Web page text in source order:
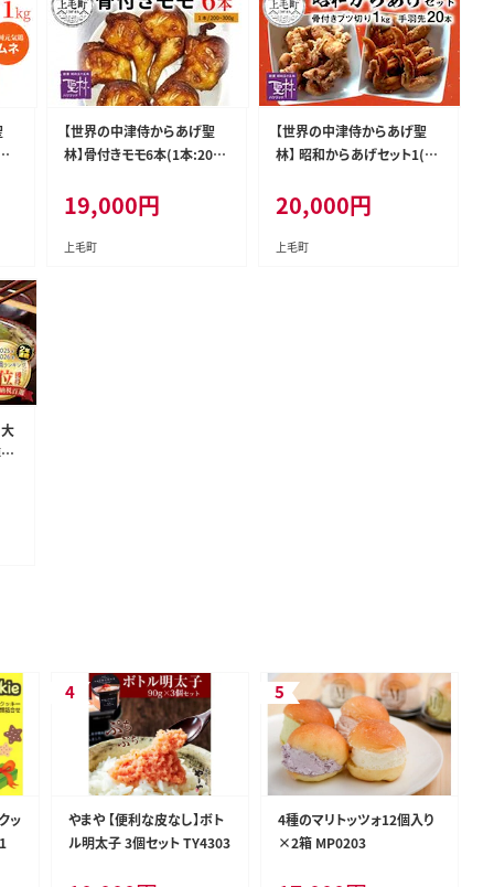
【世界の中津侍からあげ聖
林】骨付きモモ6本(1本:200
19,000円
上毛町
【世界の中津侍からあげ聖
林】 昭和からあげセット1(骨
0本) KH2101
20,000円
上毛町
ッ
やまや 【便利な皮なし】ボト
ル明太子 3個セット TY4303
4種のマリトッツォ12個入り
×2箱 MP0203